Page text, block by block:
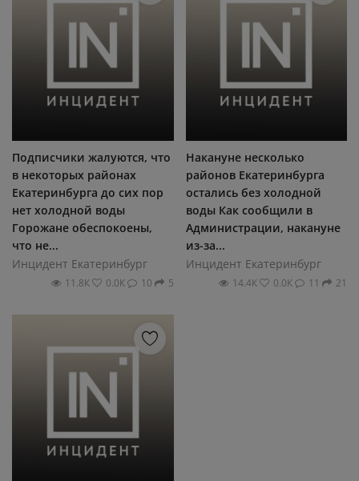
Подписчики жалуются, что
в некоторых районах
Екатеринбурга до сих пор
нет холодной воды
Горожане обеспокоены,
что не...
Инцидент Екатеринбург
11.8К 0.0К 10 5
Накануне несколько
районов Екатеринбурга
остались без холодной
воды Как сообщили в
Администрации, накануне
из-за...
Инцидент Екатеринбург
14.4К 0.0К 11 21